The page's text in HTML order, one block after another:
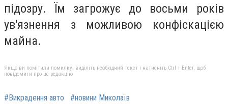
підозру. Їм загрожує до восьми років
ув'язнення з можливою конфіскацією
майна.
Якщо ви помітили помилку, виділіть необхідний текст і натисніть Ctrl + Enter, щоб
повідомити про це редакцію
#Викрадення авто #новини Миколаїв